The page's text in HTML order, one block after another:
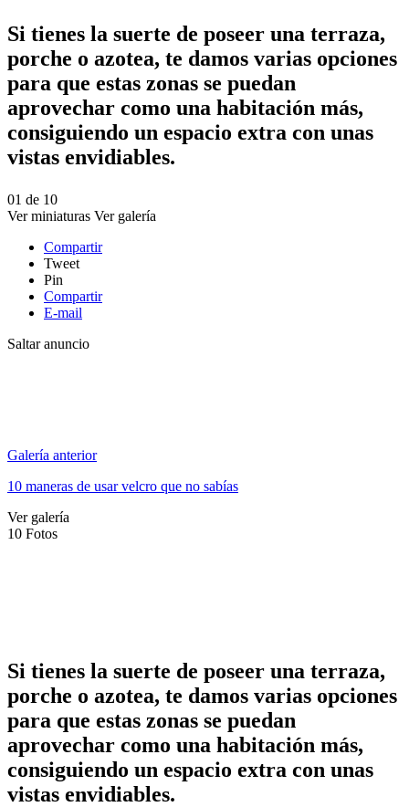
Si tienes la suerte de poseer una terraza,
porche o azotea, te damos varias opciones
para que estas zonas se puedan
aprovechar como una habitación más,
consiguiendo un espacio extra con unas
vistas envidiables.
01 de 10
Ver miniaturas Ver galería
Compartir
Tweet
Pin
Compartir
E-mail
Saltar anuncio
Galería anterior
10 maneras de usar velcro que no sabías
Ver galería
10 Fotos
Si tienes la suerte de poseer una terraza,
porche o azotea, te damos varias opciones
para que estas zonas se puedan
aprovechar como una habitación más,
consiguiendo un espacio extra con unas
vistas envidiables.